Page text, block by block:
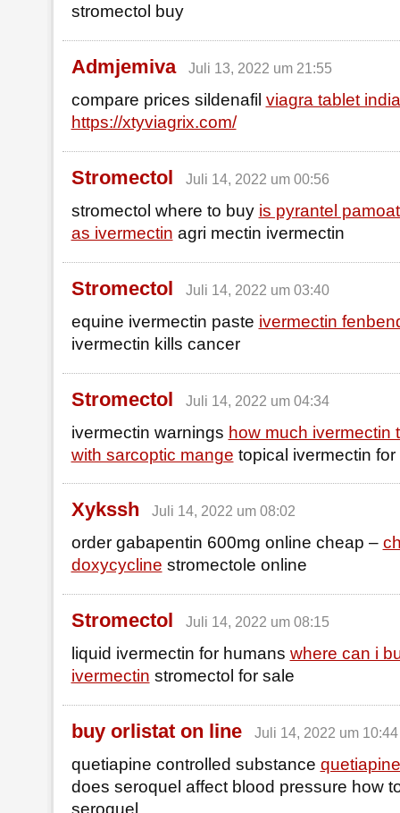
stromectol buy
Admjemiva Juli 13, 2022 um 21:55
compare prices sildenafil viagra tablet india
https://xtyviagrix.com/
Stromectol Juli 14, 2022 um 00:56
stromectol where to buy is pyrantel
as ivermectin agri mectin ivermectin
Stromectol Juli 14, 2022 um 03:40
equine ivermectin paste ivermectin
ivermectin kills cancer
Stromectol Juli 14, 2022 um 04:34
ivermectin warnings how much ivermectin
with sarcoptic mange topical ivermectin
Xykssh Juli 14, 2022 um 08:02
order gabapentin 600mg online cheap –
doxycycline stromectole online
Stromectol Juli 14, 2022 um 08:15
liquid ivermectin for humans where can i
ivermectin stromectol for sale
buy orlistat on line Juli 14, 2022 um 10:44
quetiapine controlled substance
does seroquel affect blood pressure how